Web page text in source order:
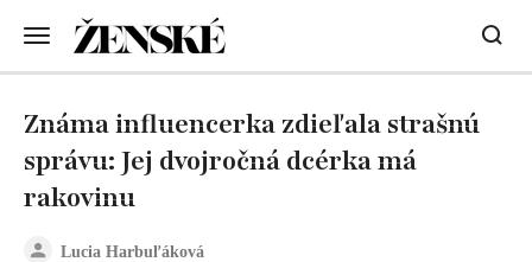
Lucia Harbuľáková
Známa influencerka zdieľala strašnú
správu: Jej dvojročná dcérka má
rakovinu